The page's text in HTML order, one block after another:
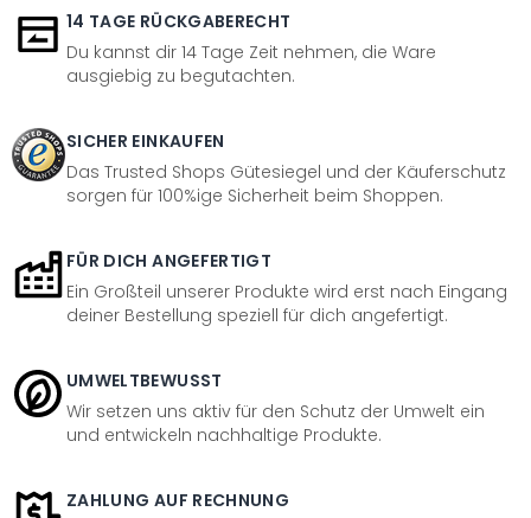
14 TAGE RÜCKGABERECHT
Du kannst dir 14 Tage Zeit nehmen, die Ware
ausgiebig zu begutachten.
SICHER EINKAUFEN
Das Trusted Shops Gütesiegel und der Käuferschutz
sorgen für 100%ige Sicherheit beim Shoppen.
FÜR DICH ANGEFERTIGT
Ein Großteil unserer Produkte wird erst nach Eingang
deiner Bestellung speziell für dich angefertigt.
UMWELTBEWUSST
Wir setzen uns aktiv für den Schutz der Umwelt ein
und entwickeln nachhaltige Produkte.
ZAHLUNG AUF RECHNUNG